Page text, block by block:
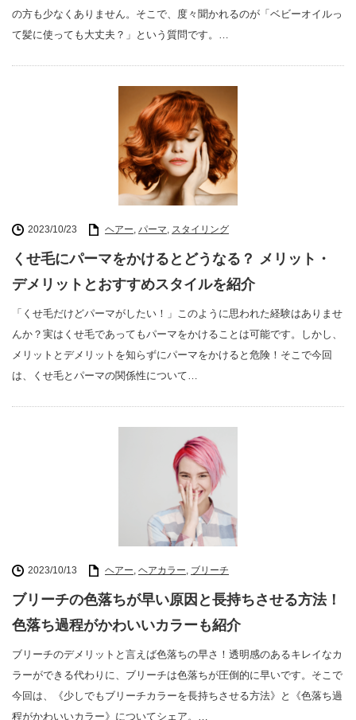
の方も少なくありません。そこで、度々聞かれるのが「ベビーオイルっ
て髪に使っても大丈夫？」という質問です。…
2023/10/23 ヘアー, パーマ, スタイリング
くせ毛にパーマをかけるとどうなる？ メリット・
デメリットとおすすめスタイルを紹介
「くせ毛だけどパーマがしたい！」このように思われた経験はありませ
んか？実はくせ毛であってもパーマをかけることは可能です。しかし、
メリットとデメリットを知らずにパーマをかけると危険！そこで今回
は、くせ毛とパーマの関係性について…
2023/10/13 ヘアー, ヘアカラー, ブリーチ
ブリーチの色落ちが早い原因と長持ちさせる方法！
色落ち過程がかわいいカラーも紹介
ブリーチのデメリットと言えば色落ちの早さ！透明感のあるキレイなカ
ラーができる代わりに、ブリーチは色落ちが圧倒的に早いです。そこで
今回は、《少しでもブリーチカラーを長持ちさせる方法》と《色落ち過
程がかわいいカラー》についてシェア。…